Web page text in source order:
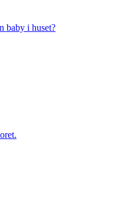
baby i huset?